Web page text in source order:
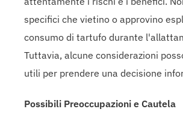
specifici che vietino o approvino
consumo di tartufo durante
Tuttavia, alcune considerazioni
utili per prendere una decisione
Possibili Preoccupazioni e Cautela